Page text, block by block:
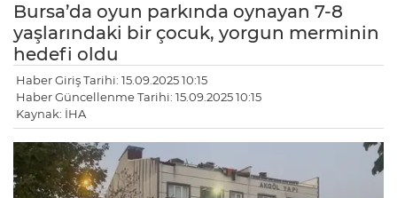
Bursa’da oyun parkında oynayan 7-8
yaşlarındaki bir çocuk, yorgun merminin
hedefi oldu
Haber Giriş Tarihi: 15.09.2025 10:15
Haber Güncellenme Tarihi: 15.09.2025 10:15
Kaynak: İHA